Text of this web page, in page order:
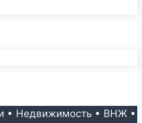
• Недвижимость • ВНЖ •